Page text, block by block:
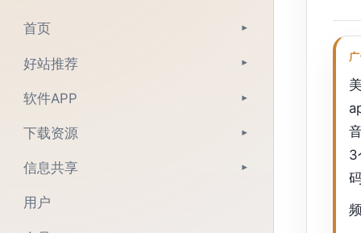
首页 ▾
好站推荐 ▾
软件APP ▾
下载资源 ▾
信息共享 ▾
用户
3